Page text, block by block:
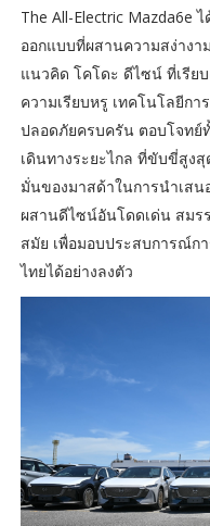
The All-Electric Mazda6e
ออกแบบที่ผสานความสง่างา
แนวคิด โคโดะ ดีไซน์ ที่เรีย
ความเรียบหรู เทคโนโลยีก
ปลอดภัยครบครัน ตอบโจทย์
เดินทางระยะไกล ที่ขับขี่สูง
มั่นของมาสด้าในการนำเส
ผสานดีไซน์อันโดดเด่น สมร
สมัย เพื่อมอบประสบการณ์ก
ไทยได้อย่างลงตัว